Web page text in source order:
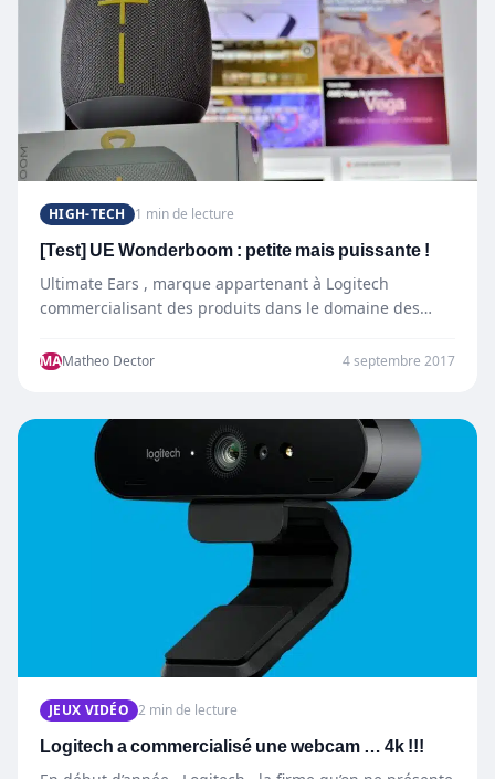
HIGH-TECH 1 min de lecture
[Test] UE Wonderboom : petite mais puissante !
Ultimate Ears , marque appartenant à Logitech
commercialisant des produits dans le domaine des
MAMatheo Dector 4 septembre 2017
JEUX VIDÉO 2 min de lecture
Logitech a commercialisé une webcam … 4k !!!